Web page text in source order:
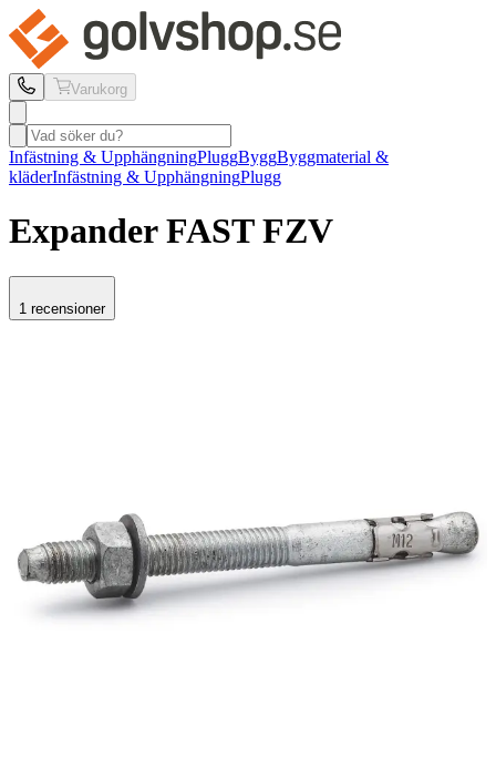
Varukorg
Infästning & UpphängningPluggByggByggmaterial &
kläderInfästning & UpphängningPlugg
Expander FASTFZV
1 recensioner